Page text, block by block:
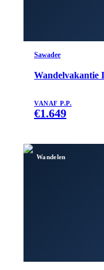
Sawadee
Wandelvakantie
VANAF P.P.
€1.649
Wandelen